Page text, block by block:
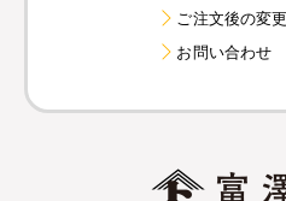
ご注文後の変
お問い合わせ